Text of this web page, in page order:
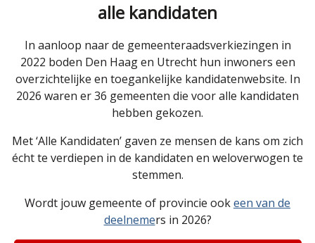
alle kandidaten
In aanloop naar de gemeenteraadsverkiezingen in
2022 boden Den Haag en Utrecht hun inwoners een
overzichtelijke en toegankelijke kandidatenwebsite. In
2026 waren er 36 gemeenten die voor alle kandidaten
hebben gekozen.
Met ‘Alle Kandidaten’ gaven ze mensen de kans om zich
écht te verdiepen in de kandidaten en weloverwogen te
stemmen.
Wordt jouw gemeente of provincie ookeen van de
deelnemers in 2026?